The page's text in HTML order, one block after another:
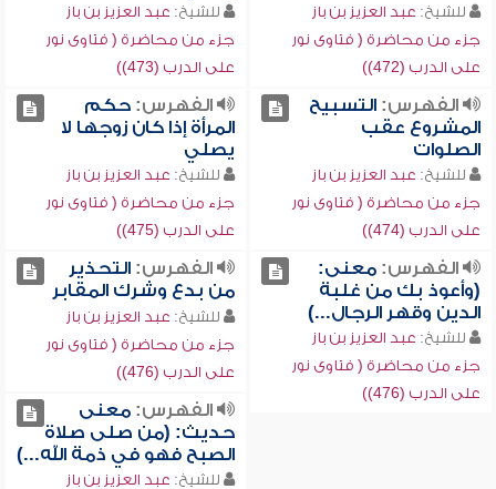
للشيخ: عبد العزيز بن باز
جزء من محاضرة ( فتاوى نور
على الدرب (472))
للشيخ: عبد العزيز بن باز
جزء من محاضرة ( فتاوى نور
على الدرب (473))
الفهرس:التسبيح
المشروع عقب
الصلوات
للشيخ: عبد العزيز بن باز
جزء من محاضرة ( فتاوى نور
على الدرب (474))
الفهرس:حكم
المرأة إذا كان زوجها لا
يصلي
للشيخ: عبد العزيز بن باز
جزء من محاضرة ( فتاوى نور
على الدرب (475))
الفهرس:معنى:
(وأعوذ بك من غلبة
الدين وقهر الرجال...)
للشيخ: عبد العزيز بن باز
جزء من محاضرة ( فتاوى نور
على الدرب (476))
الفهرس:التحذير
من بدع وشرك المقابر
للشيخ: عبد العزيز بن باز
جزء من محاضرة ( فتاوى نور
على الدرب (476))
الفهرس:معنى
حديث: (من صلى صلاة
الصبح فهو في ذمة الله...)
للشيخ: عبد العزيز بن باز